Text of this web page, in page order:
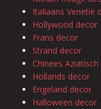
Italiaans Venetië
Hollywood decor
Frans decor
Strand decor
Chinees
Hollands decor
Engeland decor
Halloween decor